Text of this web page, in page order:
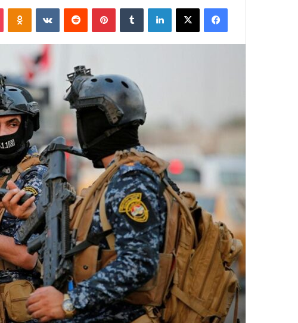
فيسبوك ‫X لينكدإن بينتيريست ‏VKontakte